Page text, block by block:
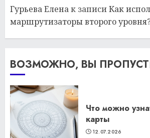
Гурьева Еленак записиКак
маршрутизаторы второго
ВОЗМОЖНО, ВЫ
Что можно
карты
12.07.2026